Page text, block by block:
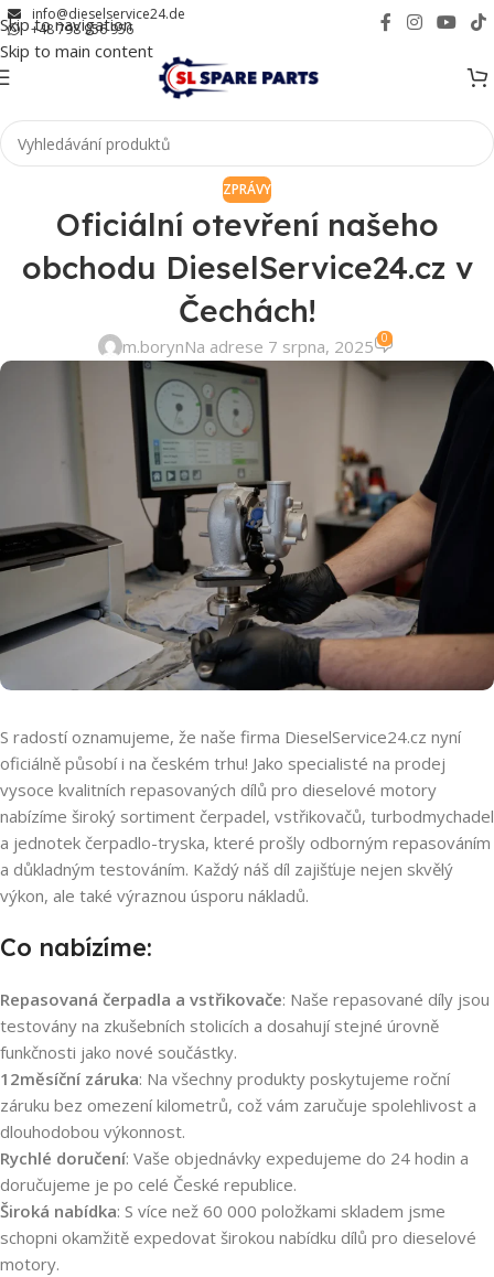
Skip to navigation
Skip to main content
info@dieselservice24.de
+48 798 956 956
ZPRÁVY
Oficiální otevření našeho
obchodu DieselService24.cz v
Čechách!
m.borynNa adrese 7 srpna, 2025 0
DieselService24.cz oficjalnie wchodzi na rynek czeski i
S radostí oznamujeme, že naše firma DieselService24.cz nyní
oficiálně působí i na českém trhu! Jako specialisté na prodej
vysoce kvalitních repasovaných dílů pro dieselové motory
nabízíme široký sortiment čerpadel, vstřikovačů, turbodmychadel
a jednotek čerpadlo-tryska, které prošly odborným repasováním
a důkladným testováním. Každý náš díl zajišťuje nejen skvělý
výkon, ale také výraznou úsporu nákladů.
Co nabízíme:
Repasovaná čerpadla a vstřikovače: Naše repasované díly jsou
testovány na zkušebních stolicích a dosahují stejné úrovně
funkčnosti jako nové součástky.
12měsíční záruka: Na všechny produkty poskytujeme roční
záruku bez omezení kilometrů, což vám zaručuje spolehlivost a
dlouhodobou výkonnost.
Rychlé doručení: Vaše objednávky expedujeme do 24 hodin a
doručujeme je po celé České republice.
Široká nabídka: S více než 60 000 položkami skladem jsme
schopni okamžitě expedovat širokou nabídku dílů pro dieselové
motory.